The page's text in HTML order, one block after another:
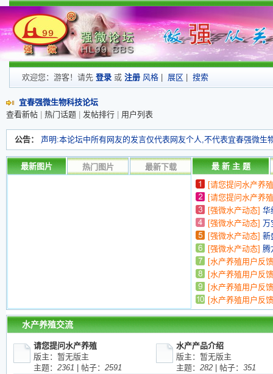
欢迎您：游客！请先 登录 或 注册 风格 展区 搜索
宜春强微生物科技论坛
查看新帖
热门话题 发帖排行 用户列表
公告： 声明:本论坛中所有网友的发言仅代表网友个人,不代表宜春强微生
水产养殖交流
请您提问水产养殖
版主：暂无版主
主题： 2361 | 帖子： 2591
水产产品介绍
版主：暂无版主
主题： 282 | 帖子： 351